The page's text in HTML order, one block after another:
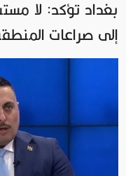
بغداد تؤكد: لا
إلى صراعات